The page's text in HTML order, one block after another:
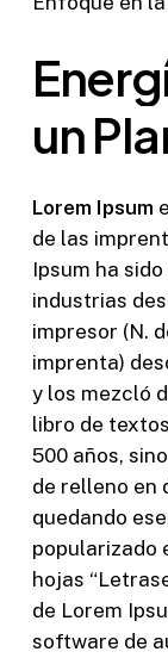
un
Lorem Ipsum
de las
Ipsum ha
industrias
impresor (N.
imprenta)
y los mezcló
libro de
500 años,
de relleno en
quedando
popularizado
hojas
de Lorem
software de